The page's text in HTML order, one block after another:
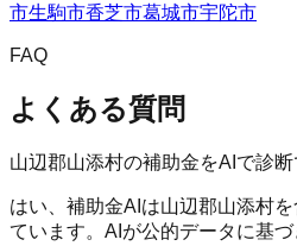
市生駒市香芝市葛城市宇陀市
FAQ
よくある質問
山辺郡山添村の補助金をAIで診断
はい、補助金AIは山辺郡山添村
ています。AIが公的データに基づ